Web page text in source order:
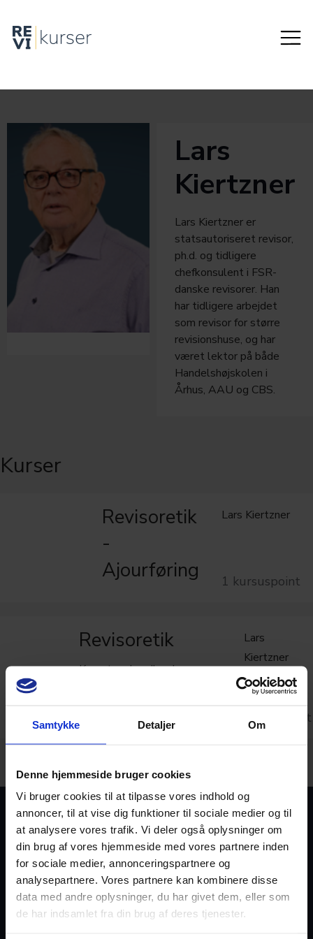
Samtykke Detaljer Om
Denne hjemmeside bruger cookies
Vi bruger cookies til at tilpasse vores indhold og
annoncer, til at vise dig funktioner til sociale medier og til
at analysere vores trafik. Vi deler også oplysninger om
din brug af vores hjemmeside med vores partnere inden
for sociale medier, annonceringspartnere og
analysepartnere. Vores partnere kan kombinere disse
data med andre oplysninger, du har givet dem, eller som
de har indsamlet fra din brug af deres tjenester.
Lars
Kiertzner
Lars Kiertzner er
statsautoriseret revisor,
ph.d. og tidligere
chefkonsulent i FSR-
danske revisorer. Han
har tidligere arbejdet
som revisor for større
revisionshuse, og har
været lektor på både
Handelshøjskolen i
Århus, AAU og CBS.
Kurser
Revisoretik
-
Ajourføring
Lars Kiertzner
1 kursuspoint
Revisoretik
Kurset omhandlende
De generelle
etik, som er det
grundlag for
revisors
erhvervsudøvelse
Uafhængighed, som
er kernen i de
etiske regler, som
fortsætter længere
Lars
Kiertzner
kursuspoint